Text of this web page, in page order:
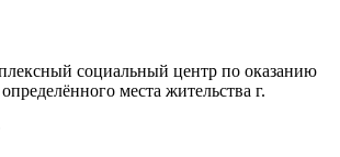
социальный центр по оказанию
места жительства г.